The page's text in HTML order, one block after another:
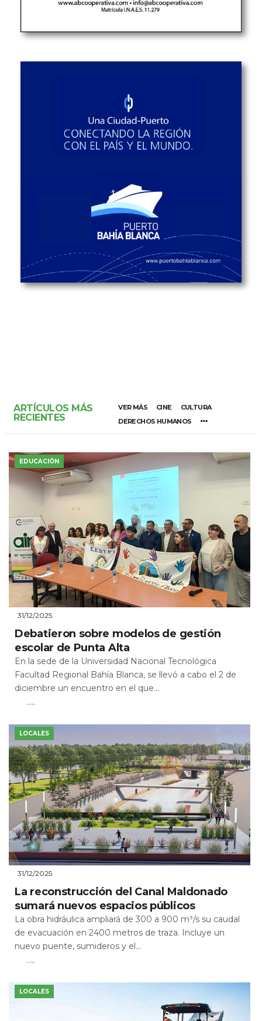
ARTÍCULOS MÁS
RECIENTES
VER MÁS CINE
CULTURA
DERECHOS HUMANOS
EDUCACIÓN
31/12/2025
Debatieron sobre modelos de gestión
escolar de Punta Alta
En la sede de la Universidad Nacional Tecnológica
Facultad Regional Bahía Blanca, se llevó a cabo el 2 de
diciembre un encuentro en el que...
Leer Más
LOCALES
31/12/2025
La reconstrucción del Canal Maldonado
sumará nuevos espacios públicos
La obra hidráulica ampliará de 300 a 900 m³/s su caudal
de evacuación en 2400 metros de traza. Incluye un
nuevo puente, sumideros y el...
Leer Más
LOCALES